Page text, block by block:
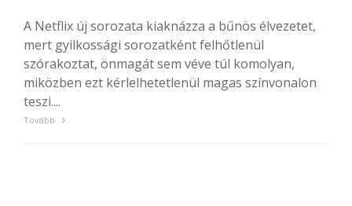
A Netflix új sorozata kiaknázza a bűnös élvezetet,
mert gyilkossági sorozatként felhőtlenül
szórakoztat, önmagát sem véve túl komolyan,
miközben ezt kérlelhetetlenül magas színvonalon
teszi....
Tovább